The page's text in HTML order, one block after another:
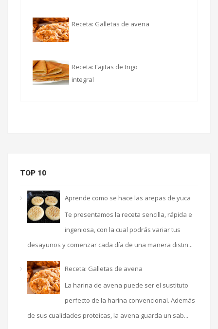
Receta: Galletas de avena
Receta: Fajitas de trigo
integral
TOP 10
Aprende como se hace las arepas de yuca
Te presentamos la receta sencilla, rápida e
ingeniosa, con la cual podrás variar tus
desayunos y comenzar cada día de una manera distin...
Receta: Galletas de avena
La harina de avena puede ser el sustituto
perfecto de la harina convencional. Además
de sus cualidades proteicas, la avena guarda un sab...